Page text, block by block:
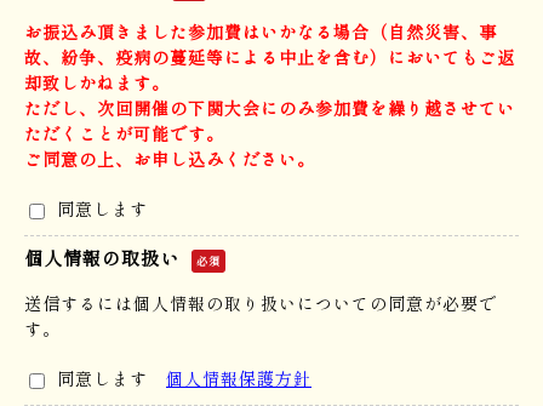
お振込み頂きました参加費はいかなる場合（自然災害、事
故、紛争、疫病の蔓延等による中止を含む）においてもご返
却致しかねます。
ただし、次回開催の下関大会にのみ参加費を繰り越させてい
ただくことが可能です。
ご同意の上、お申し込みください。
同意します
個人情報の取扱い 必須
送信するには個人情報の取り扱いについての同意が必要で
す。
同意します 個人情報保護方針